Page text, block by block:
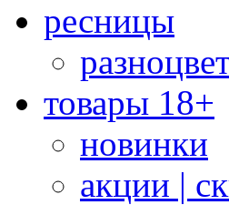
ресницы
товары 18+
новинки
акции |